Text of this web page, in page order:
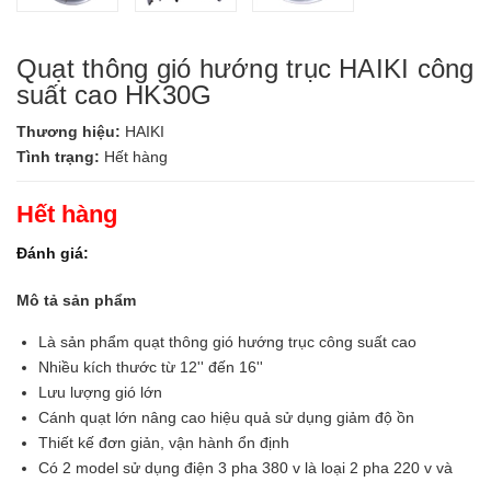
Quạt thông gió hướng trục HAIKI công
suất cao HK30G
Thương hiệu: HAIKI
Tình trạng: Hết hàng
Hết hàng
Đánh giá:
Mô tả sản phẩm
Là sản phẩm quạt thông gió hướng trục công suất cao
Nhiều kích thước từ 12'' đến 16''
Lưu lượng gió lớn
Cánh quạt lớn nâng cao hiệu quả sử dụng giảm độ ồn
Thiết kế đơn giản, vận hành ổn định
Có 2 model sử dụng điện 3 pha 380 v là loại 2 pha 220 v và